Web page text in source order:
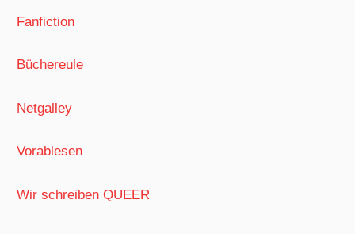
Fanfiction
Büchereule
Netgalley
Vorablesen
Wir schreiben QUEER